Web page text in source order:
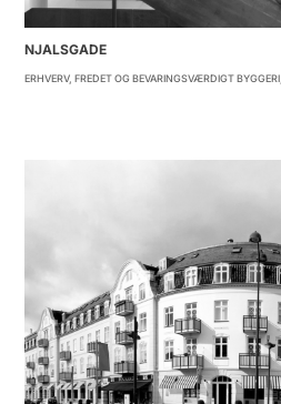
NJALSGADE
ERHVERV,FREDET OG BEVARINGSVÆRDIGT BYGGERI